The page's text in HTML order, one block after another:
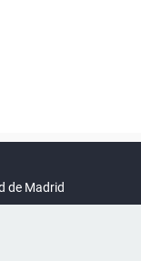
de Madrid